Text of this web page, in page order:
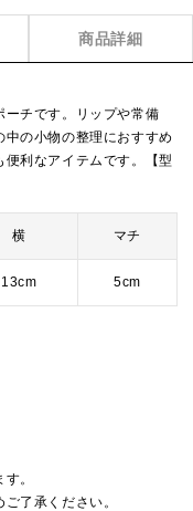
商品詳細
ーチです。リップや常備
の小物の整理におすすめ
利なアイテムです。【型
横 マチ
13cm 5cm
。
了承ください。